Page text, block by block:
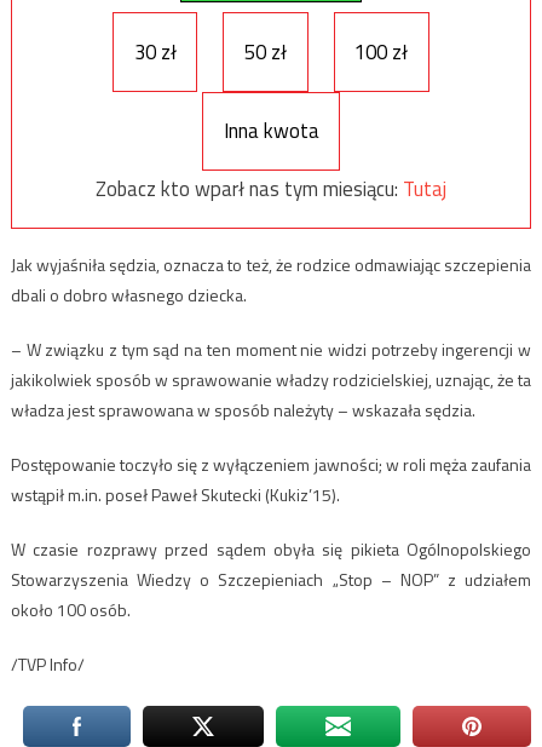
30 zł 50 zł 100 zł
Inna kwota
Zobacz kto wparł nas tym miesiącu: Tutaj
Jak wyjaśniła sędzia, oznacza to też, że rodzice odmawiając szczepienia
dbali o dobro własnego dziecka.
– W związku z tym sąd na ten moment nie widzi potrzeby ingerencji w
jakikolwiek sposób w sprawowanie władzy rodzicielskiej, uznając, że ta
władza jest sprawowana w sposób należyty – wskazała sędzia.
Postępowanie toczyło się z wyłączeniem jawności; w roli męża zaufania
wstąpił m.in. poseł Paweł Skutecki (Kukiz’15).
W czasie rozprawy przed sądem obyła się pikieta Ogólnopolskiego
Stowarzyszenia Wiedzy o Szczepieniach „Stop – NOP” z udziałem
około 100 osób.
/TVP Info/